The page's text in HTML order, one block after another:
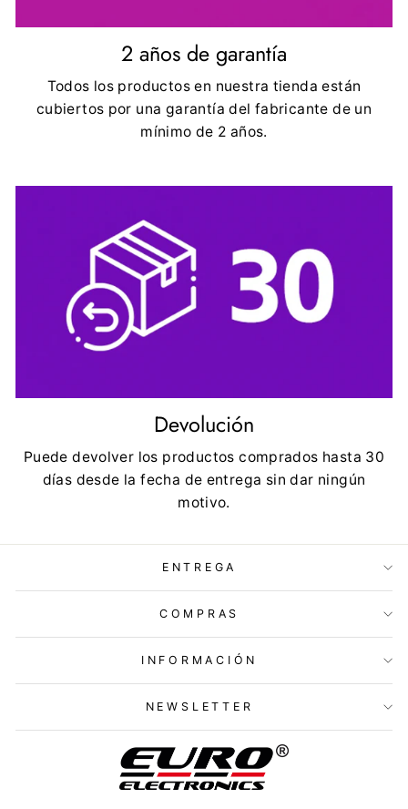
2 años de garantía
Todos los productos en nuestra tienda están
cubiertos por una garantía del fabricante de un
mínimo de 2 años.
Devolución
Puede devolver los productos comprados hasta 30
días desde la fecha de entrega sin dar ningún
motivo.
ENTREGA
COMPRAS
INFORMACIÓN
NEWSLETTER